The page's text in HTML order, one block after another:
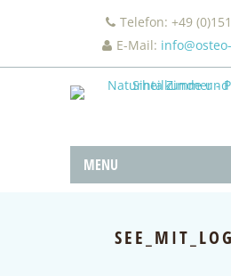
Telefon: +49
E-Mail:
MENU